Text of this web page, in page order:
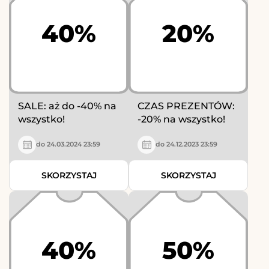
40%
SALE: aż do -40% na
wszystko!
do 24.03.2024 23:59
SKORZYSTAJ
20%
CZAS PREZENTÓW:
-20% na wszystko!
do 24.12.2023 23:59
SKORZYSTAJ
40% 50%